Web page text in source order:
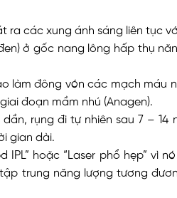
ra các xung ánh sáng liên tục
ở gốc nang lông hấp thụ
làm đông vón các mạch máu
đoạn mầm nhú (Anagen).
dần, rụng đi tự nhiên sau 7 – 14
gian dài.
IPL” hoặc “Laser phổ hẹp” vì
trung năng lượng tương